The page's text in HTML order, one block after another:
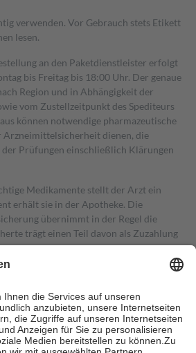
verwenden. Vor Gebrauch stets Etikett
lesen.
an den Paketdienstleister erfolgt
bis Freitag bis 18:00 Uhr. Der genaue
Region und in Abhängigkeit der
vom Zustellzeitpunkt des Spediteurs
können notwendige pharmazeutische
Arzneimittelsicherheit dienen, die
Prüfungen einschließlich Klärungen
Medikamente stellt der Arzt ein
erhält sie in der Apotheke. Die
übernimmt in der Regel die
trägt einen Teil davon als Zuzahlung
Zuzahlungen in Höhe von zehn
sind jedoch nie mehr als die tatsächlichen
auch für Online-Apotheken.
Krankenpflege beträgt die
Kosten sowie zehn Euro je